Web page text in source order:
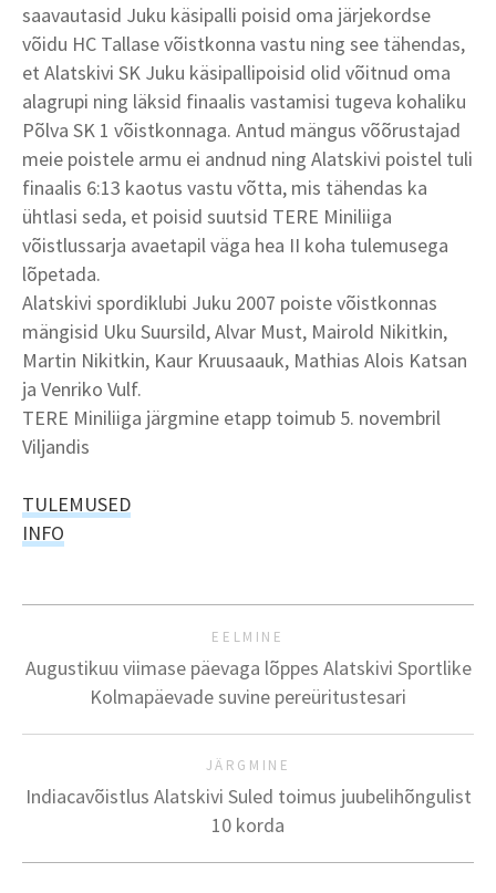
saavautasid Juku käsipalli poisid oma järjekordse
võidu HC Tallase võistkonna vastu ning see tähendas,
et Alatskivi SK Juku käsipallipoisid olid võitnud oma
alagrupi ning läksid finaalis vastamisi tugeva kohaliku
Põlva SK 1 võistkonnaga. Antud mängus võõrustajad
meie poistele armu ei andnud ning Alatskivi poistel tuli
finaalis 6:13 kaotus vastu võtta, mis tähendas ka
ühtlasi seda, et poisid suutsid TERE Miniliiga
võistlussarja avaetapil väga hea II koha tulemusega
lõpetada.
Alatskivi spordiklubi Juku 2007 poiste võistkonnas
mängisid Uku Suursild, Alvar Must, Mairold Nikitkin,
Martin Nikitkin, Kaur Kruusaauk, Mathias Alois Katsan
ja Venriko Vulf.
TERE Miniliiga järgmine etapp toimub 5. novembril
Viljandis
TULEMUSED
INFO
EELMINE
Augustikuu viimase päevaga lõppes Alatskivi Sportlike
Kolmapäevade suvine pereüritustesari
JÄRGMINE
Indiacavõistlus Alatskivi Suled toimus juubelihõngulist
10 korda